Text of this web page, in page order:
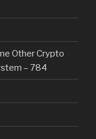
Other Crypto
– 784